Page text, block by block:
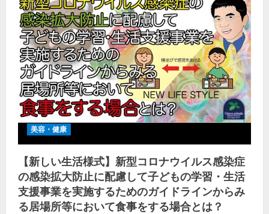
美容・健康
【新しい生活様式】新型コロナウイルス感染症
の感染拡大防止に配慮して子どもの学習・生活
支援事業を実施するためのガイドラインからみ
る居場所等において食事をする場合とは？